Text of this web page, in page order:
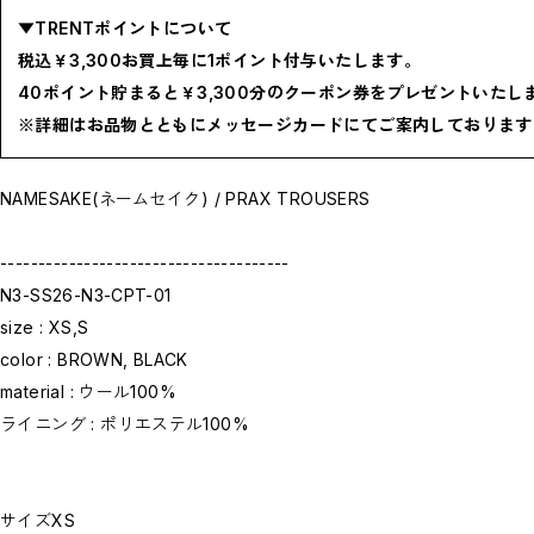
PRE-ORDER / 先行予約
CLOSE
▼TRENTポイントについて
税込￥3,300お買上毎に1ポイント付与いたします。
40ポイント貯まると￥3,300分のクーポン券をプレゼントいたし
※詳細はお品物とともにメッセージカードにてご案内しております
NAMESAKE(ネームセイク) / PRAX TROUSERS
--------------------------------------
N3-SS26-N3-CPT-01
size : XS,S
color : BROWN, BLACK
material : ウール100%
ライニング : ポリエステル100%
サイズXS